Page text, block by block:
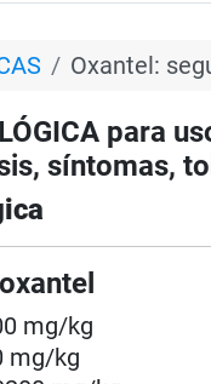
Oxantel:
para
síntomas,
mg/kg
mg/kg